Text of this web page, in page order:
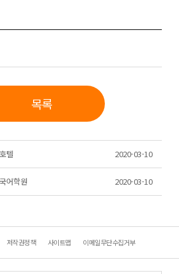
목록
텔 2020-03-10
어학원 2020-03-10
저작권정책 사이트맵 이메일무단수집거부